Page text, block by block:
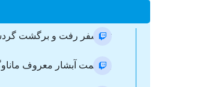
ترانسفر رفت و برگشت
به سمت آبشار معروف